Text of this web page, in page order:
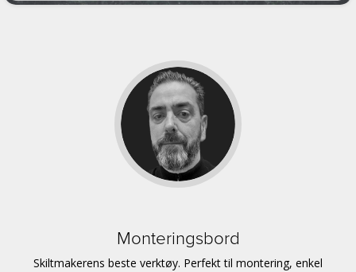
Monteringsbord
Skiltmakerens beste verktøy. Perfekt til montering, enkel